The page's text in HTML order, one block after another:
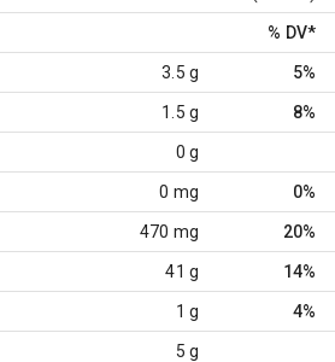
% DV*
3.5 g 5%
1.5 g 8%
0 g
0 mg 0%
470 mg 20%
41 g 14%
1 g 4%
5 g